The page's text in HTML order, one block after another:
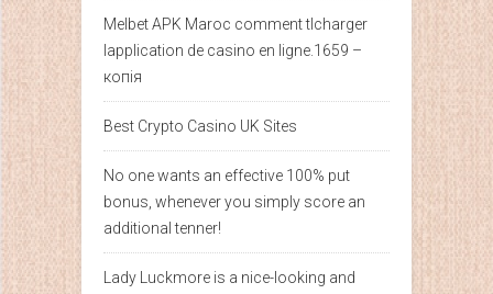
Melbet APK Maroc comment tlcharger
lapplication de casino en ligne.1659 –
копія
Best Crypto Casino UK Sites
No one wants an effective 100% put
bonus, whenever you simply score an
additional tenner!
Lady Luckmore is a nice-looking and